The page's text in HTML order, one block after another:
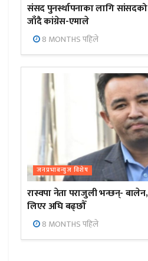
संसद पुनर्स्थापनाका लागि
जाँदै कांग्रेस-एमाले
8 MONTHS पहिले
जनप्रभाबन्युज विशेष
रास्वपा नेता पराजुली भन्छन्-
लिएर अघि बढ्छौँ
8 MONTHS पहिले